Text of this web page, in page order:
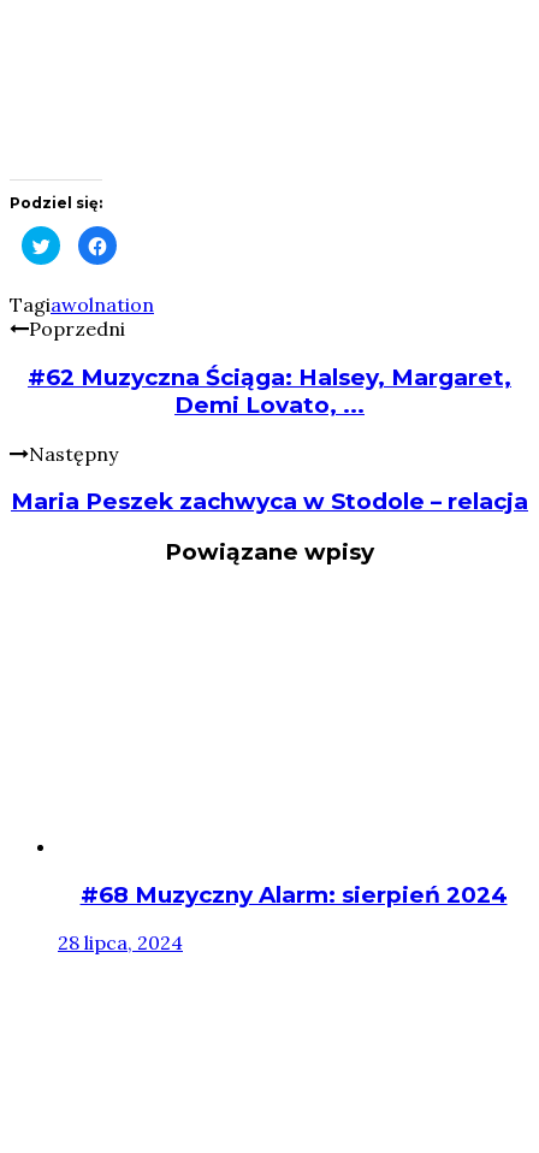
Podziel się:
Click
to
share
Twitter
(Opens
in
new
Click
to
Facebook
(Opens
in
new
Tagiawolnation
Poprzedni
#62 Muzyczna Ściąga: Halsey, Margaret,
Demi Lovato, ...
Następny
Maria Peszek zachwyca w Stodole – relacja
Powiązane wpisy
#68 Muzyczny Alarm: sierpień 2024
28 lipca, 2024